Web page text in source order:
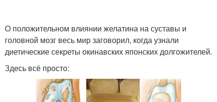
Желатина от артрита Показания к лечению
Настойки из желатина
О положительном влиянии желатина на суставы и
головной мозг весь мир заговорил, когда узнали
диетические секреты окинавских японских долгожителей.
Здесь всё просто: